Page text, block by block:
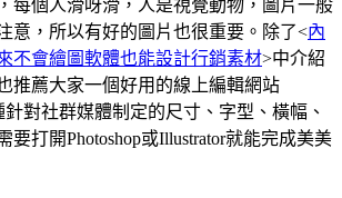
每個人滑呀滑，人是視覺動物，圖片一般
意，所以有好的圖片也很重要。除了<內
不會繪圖軟體也能設計行銷素材>中介紹
推薦大家一個好用的線上編輯網站
針對社群媒體制定的尺寸、字型、橫幅、
要打開Photoshop或Illustrator就能完成美美